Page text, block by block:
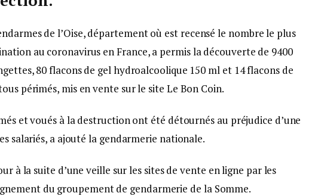
de l’Oise, département où est recensé le nombre le plus
au coronavirus en France, a permis la découverte de 9400
80 flacons de gel hydroalcoolique 150 ml et 14 flacons de
périmés, mis en vente sur le site Le Bon Coin.
et voués à la destruction ont été détournés au préjudice d’une
salariés, a ajouté la gendarmerie nationale.
à la suite d’une veille sur les sites de vente en ligne par les
du groupement de gendarmerie de la Somme.